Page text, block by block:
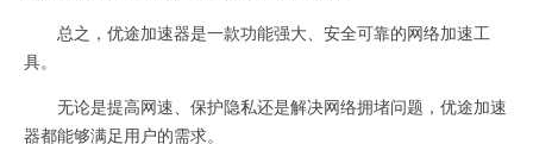
总之，优途加速器是一款功能强大、安全可靠的网络加速工
具。
无论是提高网速、保护隐私还是解决网络拥堵问题，优途加速
器都能够满足用户的需求。